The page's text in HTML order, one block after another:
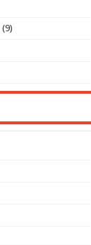
(9)